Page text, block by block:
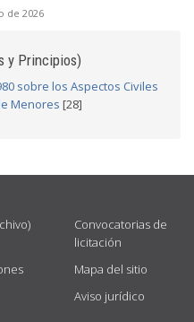
de 2026
y Principios)
sobre los Aspectos Civiles
Menores [28]
Convocatorias de
licitación
Mapa del sitio
Aviso jurídico